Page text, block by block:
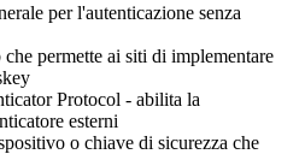
per l'autenticazione senza
permette ai siti di implementare
Protocol - abilita la
esterni
o chiave di sicurezza che